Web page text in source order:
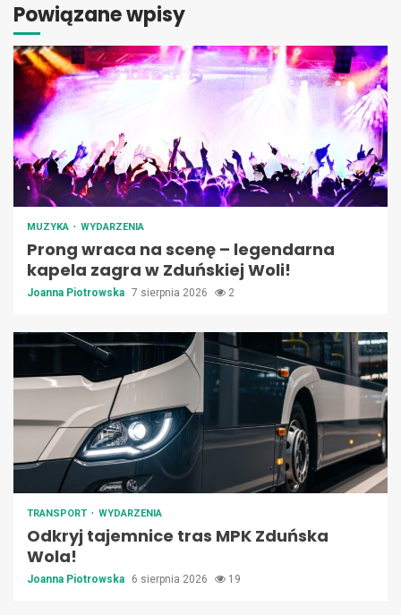
Powiązane wpisy
MUZYKA WYDARZENIA
Prong wraca na scenę – legendarna
kapela zagra w Zduńskiej Woli!
Joanna Piotrowska 7 sierpnia 2026 2
TRANSPORT WYDARZENIA
Odkryj tajemnice tras MPK Zduńska
Wola!
Joanna Piotrowska 6 sierpnia 2026 19